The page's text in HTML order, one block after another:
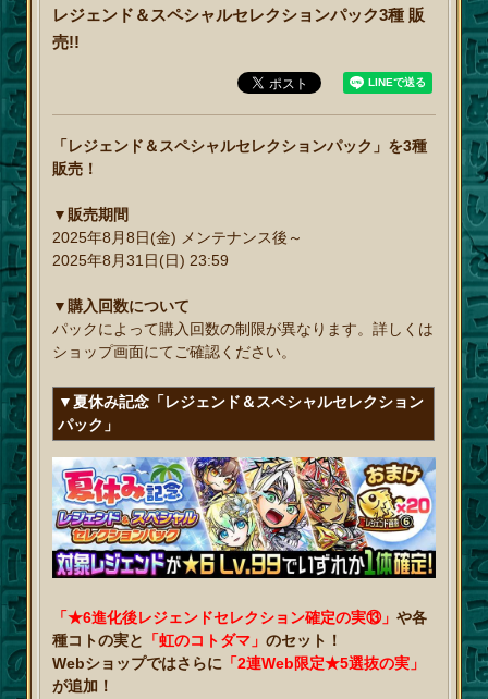
レジェンド＆スペシャルセレクションパック3種 販
売!!
「レジェンド＆スペシャルセレクションパック」を3種
販売！
▼販売期間
2025年8月8日(金) メンテナンス後～
2025年8月31日(日) 23:59
▼購入回数について
パックによって購入回数の制限が異なります。詳しくは
ショップ画面にてご確認ください。
▼夏休み記念「レジェンド＆スペシャルセレクション
パック」
「★6進化後レジェンドセレクション確定の実⑬」や各
種コトの実と
「虹のコトダマ」のセット！
Webショップではさらに 「2連Web限定★5選抜の実」
が追加！